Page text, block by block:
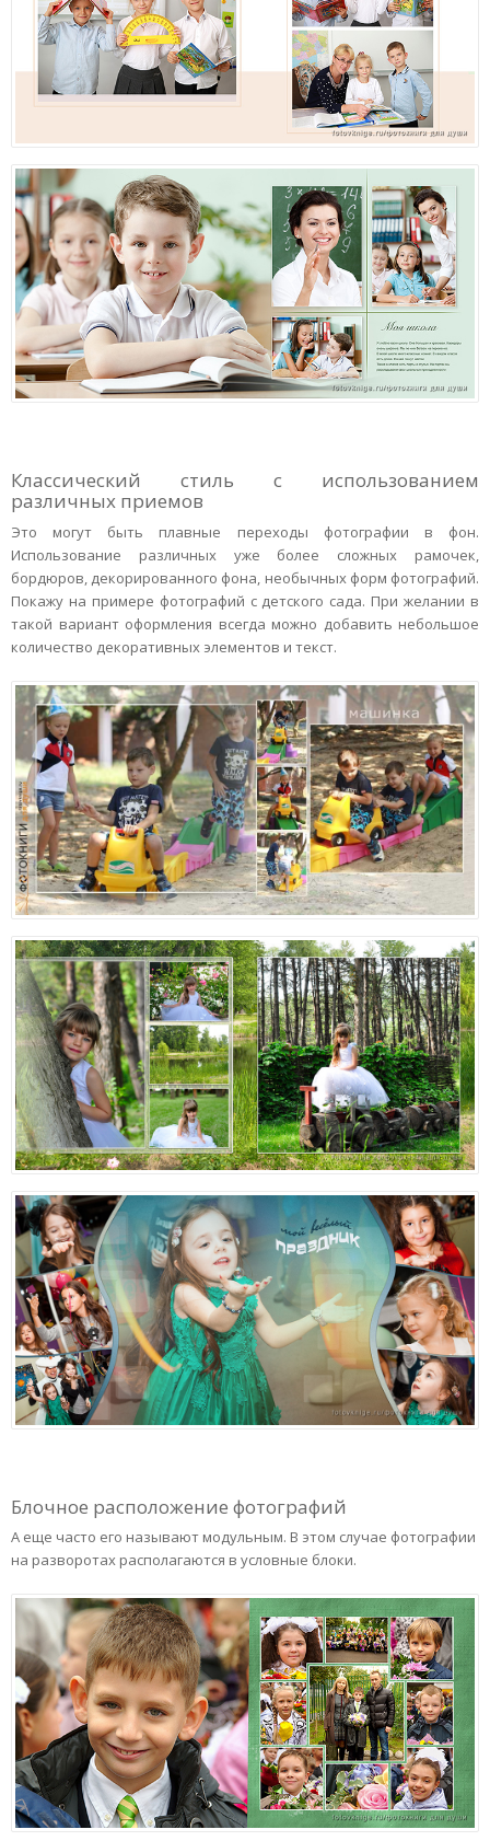
Классический стиль с использованием
различных приемов
Это могут быть плавные переходы фотографии в фон.
Использование различных уже более сложных рамочек,
бордюров, декорированного фона, необычных форм фотографий.
Покажу на примере фотографий с детского сада. При желании в
такой вариант оформления всегда можно добавить небольшое
количество декоративных элементов и текст.
Блочное расположение фотографий
А еще часто его называют модульным. В этом случае фотографии
на разворотах располагаются в условные блоки.